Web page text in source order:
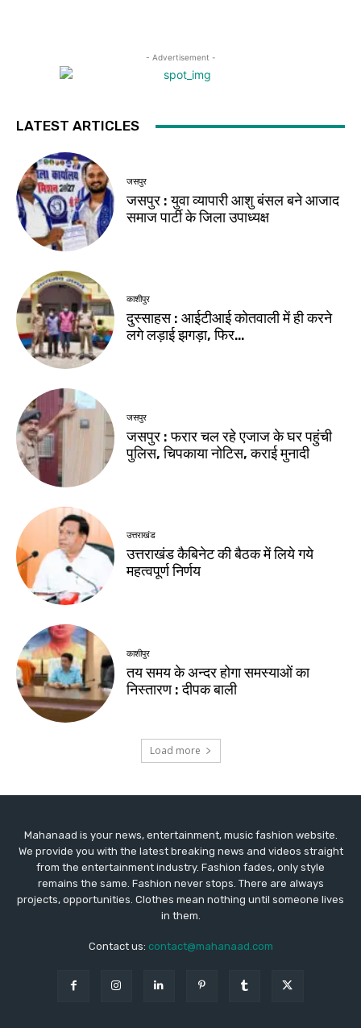
Mahanaad is your news, entertainment, music fashion website.
We provide you with the latest breaking news and videos straight
from the entertainment industry. Fashion fades, only style
remains the same. Fashion never stops. There are always
projects, opportunities. Clothes mean nothing until someone lives
in them.
Contact us: contact@mahanaad.com